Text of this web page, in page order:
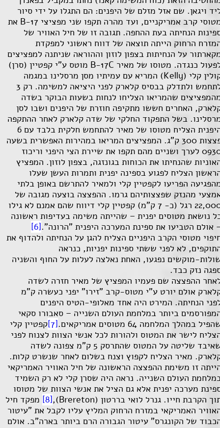
ויגאן. שם אזל מזלם של היפנים: הם התגלו על ידי סיור
קרב אמריקניים, ועד מהרה תקפו שני מפציצי B-17 את
הנחיתה בעת ההחפה. תגובה זו של חיל האוויר של
הרחוק הייתה תוצאה של דווח ראשוני למפקדת
על הנחיתות בצפון לוזון וההוראה שניתנה למפציצים
כנגדה. מטוסו של מאיר B-17C מוטס ע"י קפטיין (סרן)
קלי (Kelly) המריא עם עמיתיו מסן מרסלינו במגמה
לתחמש ולתדלק בבסיס קלארק לפני היציאה למשימה. רק 3
שהמריאו הצליחו לנחות בשעות הבוקר בשדה
האחרים חששו מתקיפה חוזרת של היפנים ושבו לסן
בשל התפקוד החלקי של שדה קלארק לאחר ההתקפה
היפנית הצליח מטוסו של מאיר להתחמש חלקית בלבד עם 6
פצצות 300 ק"ג. המפציצים המריאו במהירות האפשרית בשעה
0930 לערך ושניים מהם תקפו את שיירת הצי היפני וריכוז
שהנחיתו את הכוחות בגונזגה, בצפון לוזון. המפציץ
הצליח לפגוע בספינה יפנית ותמרות העשן שעלו
הפריעו לקפטיין קלי ולמאיר להתרשם באופן בלתי
מהנזק שפצצותיהם גרמו. ההפצצה בוצעה מגובה של
22,000 רגל (כ- 7 ק"מ) קפטיין קלי דיווח שהם אמנם לא גילו
נושאת מטוסים יפנית – שהייתה משימה בעדיפות ראשונה
אולם הטביעו את ספינת המערכה היפנית "הרונה". [6]
מטוסי הקרב היפניים הצליח להגן על הנחיתה ולהדוף את
לא לפני ששתי ספינות יפניות, כנראה
מוקשים נפגעו, האחת נאלצה לעלות על החוף והשניה
נזק כבד.
ההפצצה שם פעמיו המפציץ של מאיר חזרה לשדה
אולם יורט ע"י מטוס-קרב "זירו" יפני כעשרה ק"מ
הנחיתה. המירט היה אחד מאלופי-הטיס היפנים
ביותר במלחמת העולם השנייה – סאבורו סקאי
במהלך המלחמה 64 מטוסים אמריקאים.
[7]קפטיין קלי
לישר את המטוס ולהורות לכל אנשי הצוות לצנוח לפני
שאיבד שליטה על המטוס שהתרסק 5 ק"מ צפונה לשדה
מאיר הצליח לקפוץ וצנח בשלום לאחר שנשרט קלות.
זו משימת ההפצצה הראשונה של חיל האוויר האמריקאי
העולם השנייה. נראה היה שסרן קלי לא רק השמיד
מערכה יפנית אלא גם הציל את אנשי הצוות של מטוסו
הקרבת חייו. גנרל לואי בררטון (Brereton
),
[8] מפקד חיל
האמריקאי במזרח הרחוק המליץ עליו לקבל את "עיטור
של הקונגרס" עיטור הגבורה הרם ביותר בארה"ב. אולם